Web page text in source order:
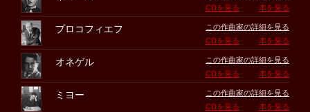
CDを見る
本を見る
プロコフィエフ
この作曲家の詳細を見る
CDを見る
本を見る
オネゲル
この作曲家の詳細を見る
CDを見る
本を見る
ミヨー
この作曲家の詳細を見る
CDを見る
本を見る